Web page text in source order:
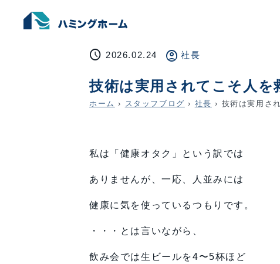
schedule 2026.02.24 account_circle 社長
技術は実用されてこそ人を
ホーム › スタッフブログ › 社長 › 技術は実用さ
私は「健康オタク」という訳では
ありませんが、一応、人並みには
健康に気を使っているつもりです。
・・・とは言いながら、
飲み会では生ビールを4〜5杯ほど